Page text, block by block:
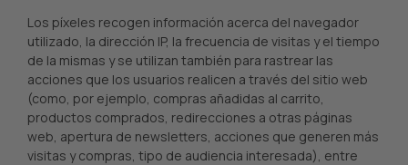
Los píxeles recogen información acerca del navegador
utilizado, la dirección IP, la frecuencia de visitas y el tiempo
de la mismas y se utilizan también para rastrear las
acciones que los usuarios realicen a través del sitio web
(como, por ejemplo, compras añadidas al carrito,
productos comprados, redirecciones a otras páginas
web, apertura de newsletters, acciones que generen más
visitas y compras, tipo de audiencia interesada), entre